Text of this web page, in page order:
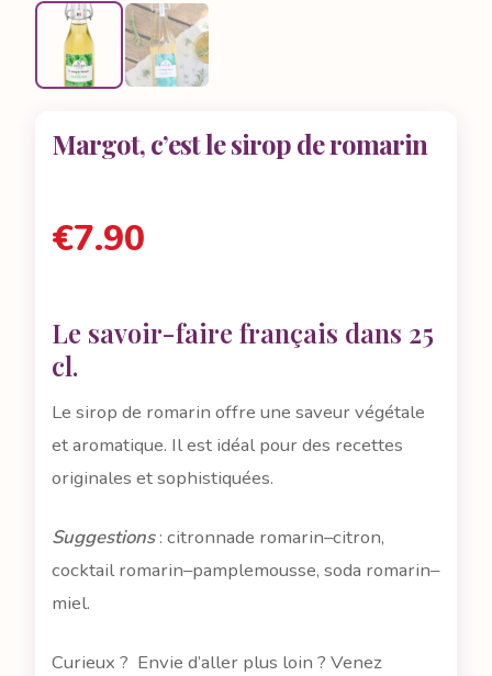
Margot, c’est le sirop de romarin
€7.90
Le savoir-faire français dans 25
cl.
Le sirop de romarin offre une saveur végétale
et aromatique. Il est idéal pour des recettes
originales et sophistiquées.
Suggestions: citronnade romarin–citron,
cocktail romarin–pamplemousse, soda romarin–
miel.
Curieux ? Envie d’aller plus loin ? Venez